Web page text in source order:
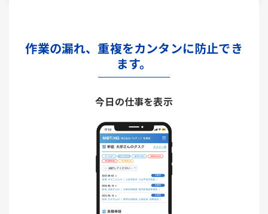
作業の漏れ、重複をカンタンに防止でき
ます。
今日の仕事を表示